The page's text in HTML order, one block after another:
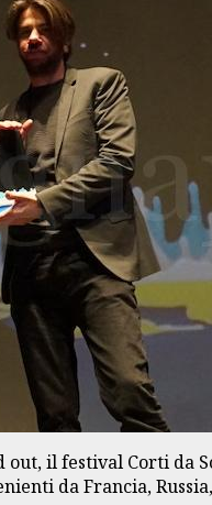
il festival Corti da
da Francia,